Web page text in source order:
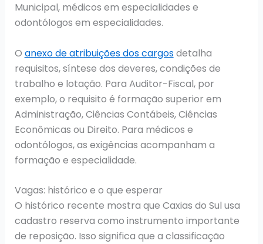
Municipal, médicos em especialidades e
odontólogos em especialidades.
O anexo de atribuições dos cargosdetalha
requisitos, síntese dos deveres, condições de
trabalho e lotação. Para Auditor-Fiscal, por
exemplo, o requisito é formação superior em
Administração, Ciências Contábeis, Ciências
Econômicas ou Direito. Para médicos e
odontólogos, as exigências acompanham a
formação e especialidade.
Vagas: histórico e o que esperar
O histórico recente mostra que Caxias do Sul usa
cadastro reserva como instrumento importante
de reposição. Isso significa que a classificação